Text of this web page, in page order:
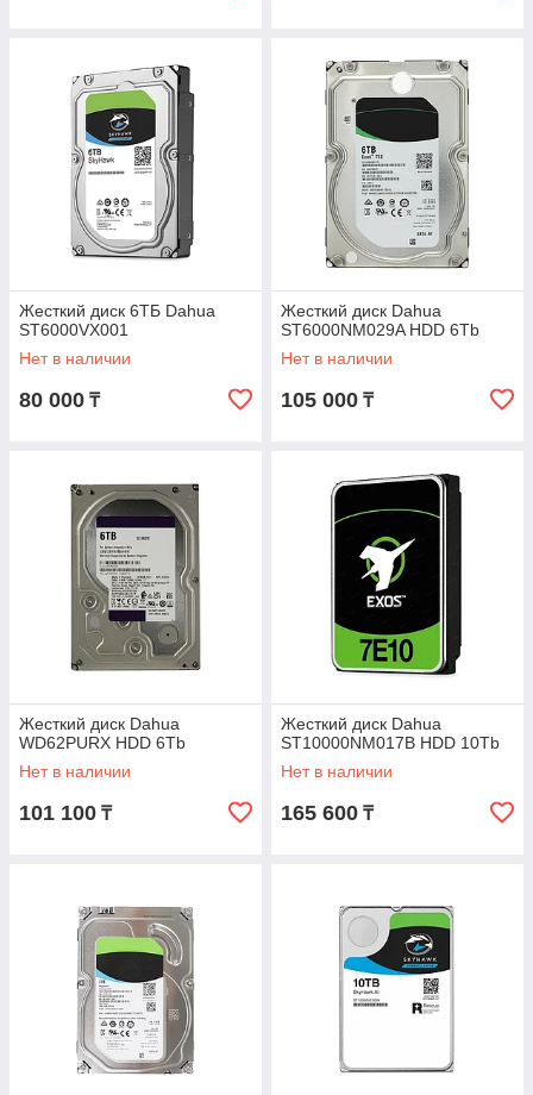
Жесткий диск 6ТБ Dahua
ST6000VX001
Нет в наличии
80 000 ₸
Жесткий диск Dahua
ST6000NM029A HDD 6Tb
Нет в наличии
105 000 ₸
Жесткий диск Dahua
WD62PURX HDD 6Tb
Нет в наличии
101 100 ₸
Жесткий диск Dahua
ST10000NM017B HDD 10Tb
Нет в наличии
165 600 ₸